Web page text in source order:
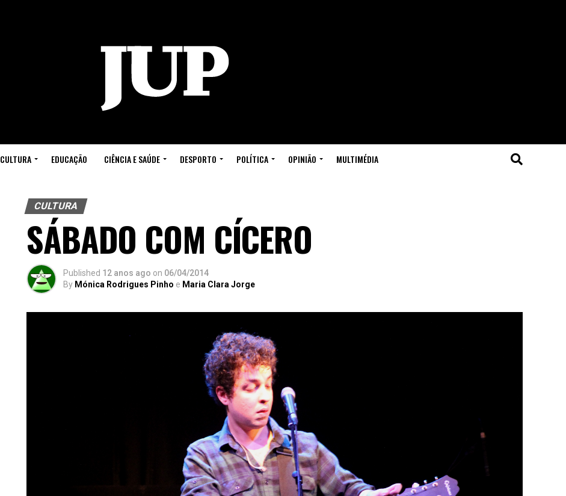
CULTURA EDUCAÇÃO CIÊNCIA E SAÚDE DESPORTO POLÍTICA OPINIÃO MULTIMÉDIA
CULTURA
SÁBADO COM CÍCERO
Published 12 anos ago on 06/04/2014
By Mónica Rodrigues Pinho e Maria Clara Jorge